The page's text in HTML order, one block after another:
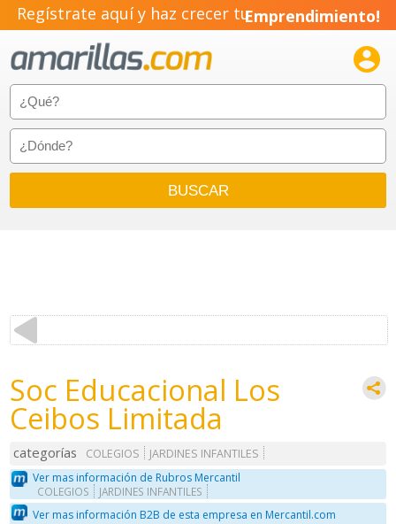
Regístrate aquí y haz crecer tuEmprendimiento!

Soc Educacional Los
Ceibos Limitada
categorías COLEGIOS
JARDINES INFANTILES
Ver mas información de Rubros Mercantil
COLEGIOS JARDINES INFANTILES
Ver mas información B2B de esta empresa en Mercantil.com